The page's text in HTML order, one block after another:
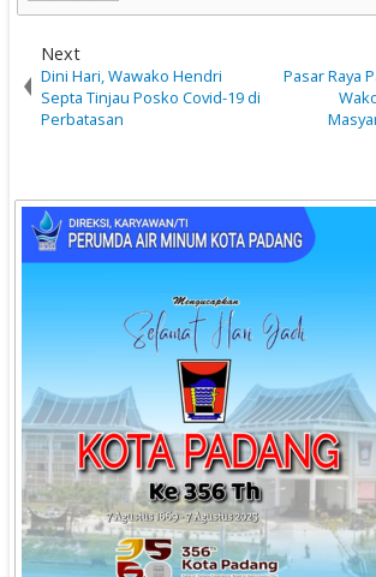
Next
Dini Hari, Wawako Hendri
Septa Tinjau Posko Covid-19 di
Perbatasan
Pasar Raya